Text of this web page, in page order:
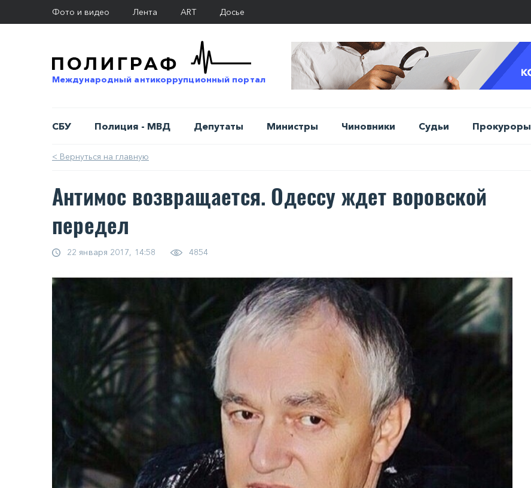
Фото и видео Лента ART Досье
Международный антикоррупционный портал
СБУ Полиция - МВД Депутаты Министры Чиновники Судьи Прокуроры
< Вернуться на главную
Антимос возвращается. Одессу ждет воровской
передел
22 января 2017, 14:58 4854